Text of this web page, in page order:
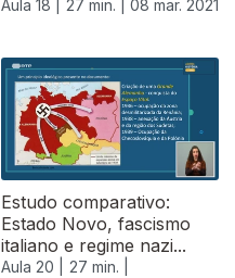
Aula 18 | 27 min. | 08 mar. 2021
Estudo comparativo:
Estado Novo, fascismo
italiano e regime nazi...
Aula 20 |
27 min. |